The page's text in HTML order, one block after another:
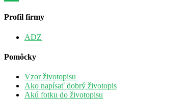
Profil firmy
ADZ
Pomôcky
Vzor životopisu
Ako napísať dobrý životopis
Akú fotku do životopisu